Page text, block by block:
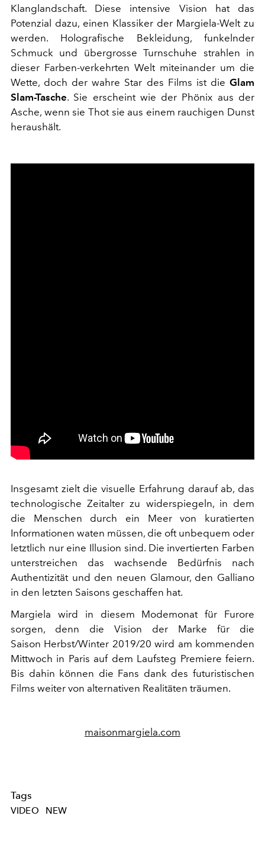
Klanglandschaft. Diese intensive Vision hat das
Potenzial dazu, einen Klassiker der Margiela-Welt zu
werden. Holografische Bekleidung, funkelnder
Schmuck und übergrosse Turnschuhe strahlen in
dieser Farben-verkehrten Welt miteinander um die
Wette, doch der wahre Star des Films ist die Glam
Slam-Tasche. Sie erscheint wie der Phönix aus der
Asche, wenn sie Thot sie aus einem rauchigen Dunst
heraushält.
Insgesamt zielt die visuelle Erfahrung darauf ab, das
technologische Zeitalter zu widerspiegeln, in dem
die Menschen durch ein Meer von kuratierten
Informationen waten müssen, die oft unbequem oder
letztlich nur eine Illusion sind. Die invertierten Farben
unterstreichen das wachsende Bedürfnis nach
Authentizität und den neuen Glamour, den Galliano
in den letzten Saisons geschaffen hat.
Margiela wird in diesem Modemonat für Furore
sorgen, denn die Vision der Marke für die
Saison Herbst/Winter 2019/20 wird am kommenden
Mittwoch in Paris auf dem Laufsteg Premiere feiern.
Bis dahin können die Fans dank des futuristischen
Films weiter von alternativen Realitäten träumen.
maisonmargiela.com
Tags
VIDEO NEW